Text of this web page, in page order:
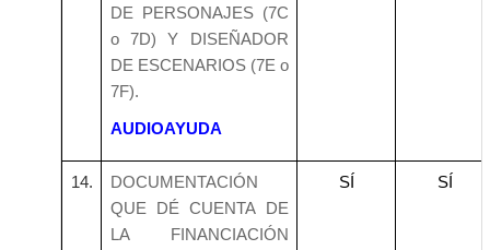
DE PERSONAJES (7C
o 7D) Y DISEÑADOR
DE ESCENARIOS (7E o
7F).
AUDIOAYUDA
14.
DOCUMENTACIÓN
QUE DÉ CUENTA DE
LA FINANCIACIÓN
SÍ SÍ